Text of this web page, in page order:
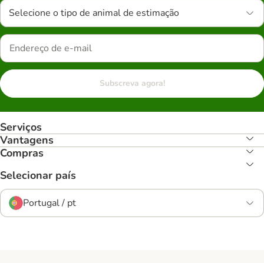
Selecione o tipo de animal de estimação
Subscreva agora!
Serviços
Vantagens
Compras
Selecionar país
Portugal / pt